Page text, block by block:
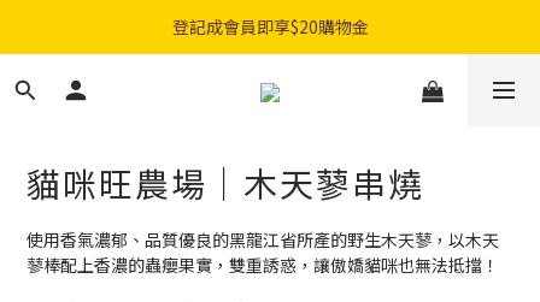
購物滿$300免費順豐智能櫃｜$450免費送貨上門
登記成會員即享$20購物金
購物滿$300免費順豐智能櫃｜$450免費送貨上門
貓咪旺農場｜木天蓼串燒
使用香氣濃郁、品質優良的黑龍江省所產的野生木天蓼，以木天
蓼棒配上香濃的蟲癭果實，雙重誘惑，讓傲嬌貓咪也無法抵擋！